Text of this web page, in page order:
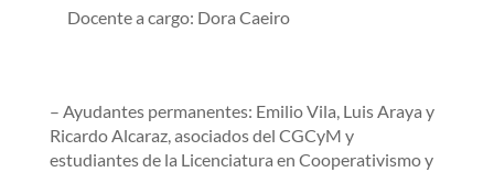
Docente a cargo: Dora Caeiro
– Ayudantes permanentes: Emilio Vila, Luis Araya y
Ricardo Alcaraz, asociados del CGCyM y
estudiantes de la Licenciatura en Cooperativismo y